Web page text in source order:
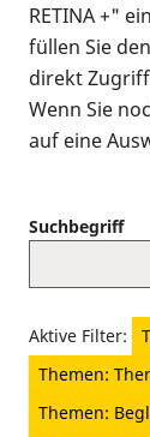
RETINA +"
füllen Sie den
direkt
Wenn Sie
auf eine
Suchbegriff
Aktive Filter:
Themen:
Themen: